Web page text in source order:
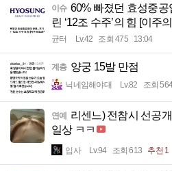
이슈 60% 빠졌던 효성중
린 ‘12조 수주’의 힘 [이주
균터 Lv.42 조회 475 13:04
계층 양궁 15발 만점
닉네임해야대 Lv.82 조회 564
연예 리센느) 전참시 선공
일상 ㅋㅋ
입사 Lv.94 조회 613 추천 1